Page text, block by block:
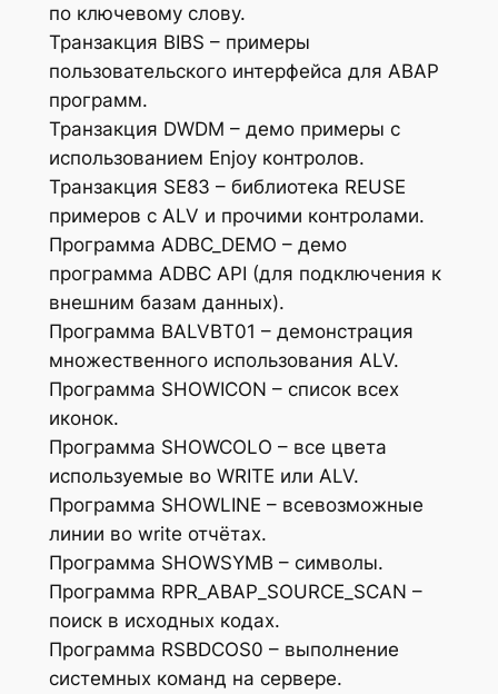
по ключевому слову.
Транзакция BIBS – примеры
пользовательского интерфейса для ABAP
программ.
Транзакция DWDM – демо примеры с
использованием Enjoy контролов.
Транзакция SE83 – библиотека REUSE
примеров с ALV и прочими контролами.
Программа ADBC_DEMO – демо
программа ADBC API (для подключения к
внешним базам данных).
Программа BALVBT01 – демонстрация
множественного использования ALV.
Программа SHOWICON – список всех
иконок.
Программа SHOWCOLO – все цвета
используемые во WRITE или ALV.
Программа SHOWLINE – всевозможные
линии во write отчётах.
Программа SHOWSYMB – символы.
Программа RPR_ABAP_SOURCE_SCAN –
поиск в исходных кодах.
Программа RSBDCOS0 – выполнение
системных команд на сервере.